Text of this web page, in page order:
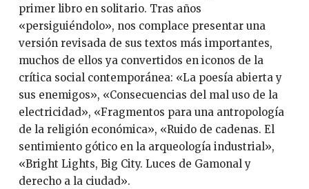
primer libro en solitario. Tras años
«persiguiéndolo», nos complace presentar una
versión revisada de sus textos más importantes,
muchos de ellos ya convertidos en iconos de la
crítica social contemporánea: «La poesía abierta y
sus enemigos», «Consecuencias del mal uso de la
electricidad», «Fragmentos para una antropología
de la religión económica», «Ruido de cadenas. El
sentimiento gótico en la arqueología industrial»,
«Bright Lights, Big City. Luces de Gamonal y
derecho a la ciudad».